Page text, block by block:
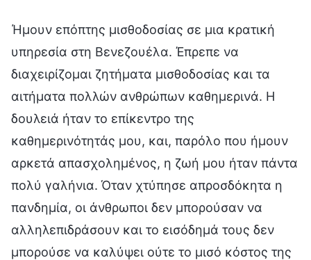
Ήμουν επόπτης μισθοδοσίας σε μια κρατική
υπηρεσία στη Βενεζουέλα. Έπρεπε να
διαχειρίζομαι ζητήματα μισθοδοσίας και τα
αιτήματα πολλών ανθρώπων καθημερινά. Η
δουλειά ήταν το επίκεντρο της
καθημερινότητάς μου, και, παρόλο που ήμουν
αρκετά απασχολημένος, η ζωή μου ήταν πάντα
πολύ γαλήνια. Όταν χτύπησε απροσδόκητα η
πανδημία, οι άνθρωποι δεν μπορούσαν να
αλληλεπιδράσουν και το εισόδημά τους δεν
μπορούσε να καλύψει ούτε το μισό κόστος της